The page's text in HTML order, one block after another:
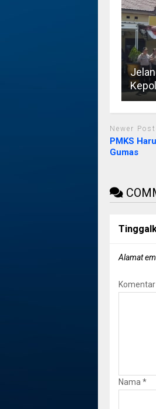
Newer Post
PMKS
Gumas
Alamat
Komentar
Nama *